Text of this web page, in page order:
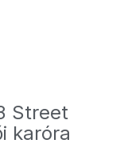
Street
karóra